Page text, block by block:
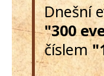
Dnešní
"300
číslem